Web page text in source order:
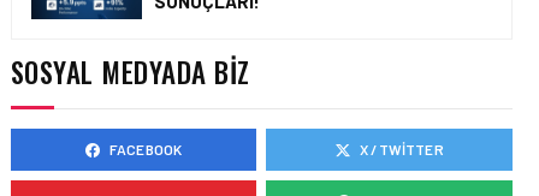
AVRUPA KOMISYONU AB
GÜNCELLEDI
GÜNCEL HABERLER • 02 HAZ 2026
SOSYAL MEDYADA BIZ
FACEBOOK X / TWITTER